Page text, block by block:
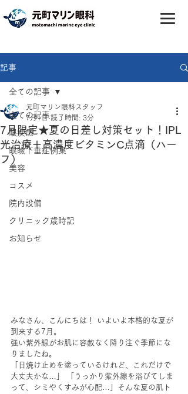
記事
全ての記事
眼疾患
眼瞼下垂症例集
美容
コスメ
院内設備
クリニック歳時記
お知らせ
全ての記事
7月限定★夏の日差し対策セット！IPL
光治療＋高濃度ビタミンC点滴（ハー
フ）
元町マリン眼科スタッフ
7月1日 読了時間: 3分
みなさん、こんにちは！ いよいよ本格的な夏が
到来する7月。
強い紫外線がお肌に容赦なく降り注ぐ季節にな
りましたね。
「日焼け止めを塗っているけれど、これだけで
大丈夫かな…」 「うっかり紫外線を浴びてしま
って、シミやくすみが心配…」そんな夏の肌ト